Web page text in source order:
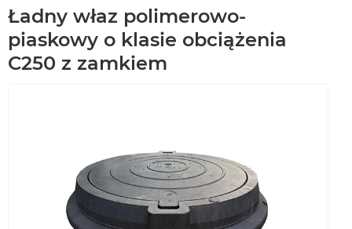
Ładny właz polimerowo-
piaskowy o klasie obciążenia
C250 z zamkiem